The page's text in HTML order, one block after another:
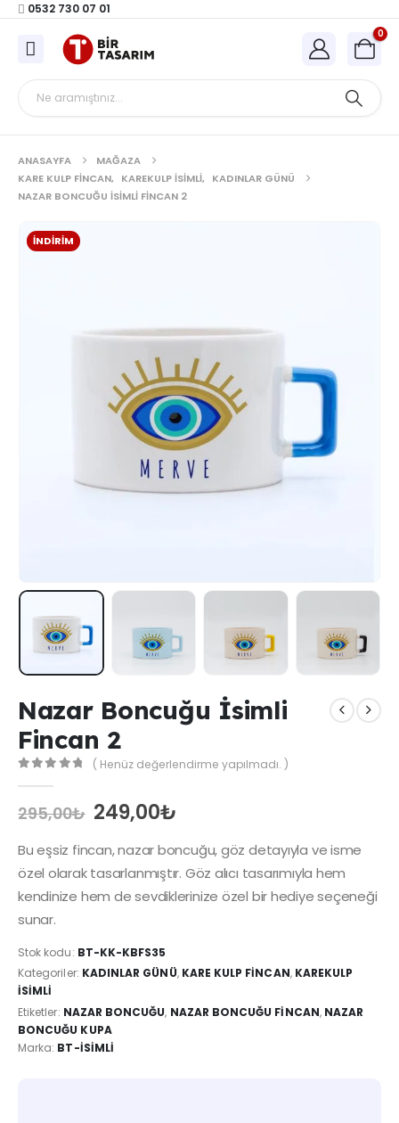
0532 730 07 01
0
ANASAYFA
MAĞAZA
KARE KULP FINCAN, KAREKULP İSIMLI, KADINLAR GÜNÜ
NAZAR BONCUĞU İSIMLI FINCAN 2
İNDIRIM
Nazar Boncuğu İsimli
Fincan 2
( Henüz değerlendirme yapılmadı. )
295,00₺ Orijinal
fiyat:
295,00₺.
249,00₺
fiyat:
249,00₺.
Bu eşsiz fincan, nazar boncuğu, göz detayıyla ve isme
özel olarak tasarlanmıştır. Göz alıcı tasarımıyla hem
kendinize hem de sevdiklerinize özel bir hediye seçeneği
sunar.
Stok kodu: BT-KK-KBFS35
Kategoriler: KADINLAR GÜNÜ, KARE KULP FINCAN, KAREKULP
İSIMLI
Etiketler: NAZAR BONCUĞU, NAZAR BONCUĞU FINCAN, NAZAR
BONCUĞU KUPA
Marka: BT-İSIMLI